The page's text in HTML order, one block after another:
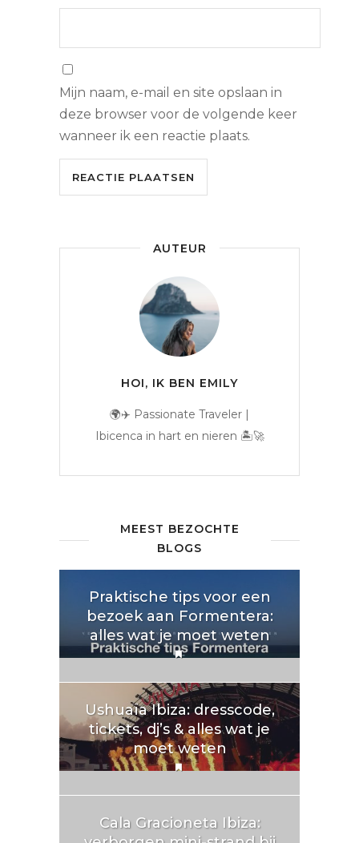
Mijn naam, e-mail en site opslaan in
deze browser voor de volgende keer
wanneer ik een reactie plaats.
AUTEUR
HOI, IK BEN EMILY
🌍✈️ Passionate Traveler |
Ibicenca in hart en nieren 🏝️🚀
MEEST BEZOCHTE
BLOGS
Praktische tips voor een
bezoek aan Formentera:
alles wat je moet weten
Ushuaïa Ibiza: dresscode,
tickets, dj’s & alles wat je
moet weten
Cala Gracioneta Ibiza: